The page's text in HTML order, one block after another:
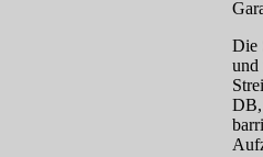
Die
und
DB,